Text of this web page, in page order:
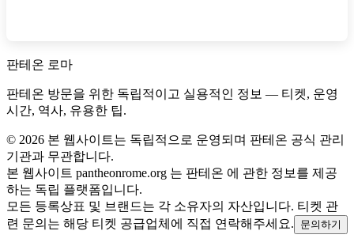
판테온 로마
판테온 방문을 위한 독립적이고 실용적인 정보 — 티켓, 운영
시간, 역사, 유용한 팁.
© 2026 본 웹사이트는 독립적으로 운영되며 판테온 공식 관리
기관과 무관합니다.
본 웹사이트 pantheonrome.org 는 판테온 에 관한 정보를 제공
하는 독립 플랫폼입니다.
모든 등록상표 및 브랜드는 각 소유자의 자산입니다. 티켓 관
련 문의는 해당 티켓 공급업체에 직접 연락해주세요.
문의하기